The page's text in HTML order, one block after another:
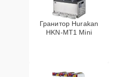
Гранитор Hurakan
HKN-MT1 Mini